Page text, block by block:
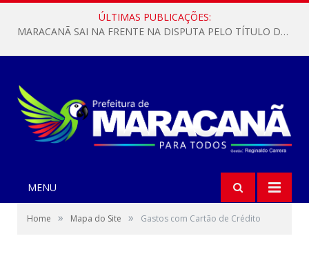
ÚLTIMAS PUBLICAÇÕES:
MARACANÃ SAI NA FRENTE NA DISPUTA PELO TÍTULO DA COPA PARÁ SUB-17!
MENU
Home » Mapa do Site » Gastos com Cartão de Crédito